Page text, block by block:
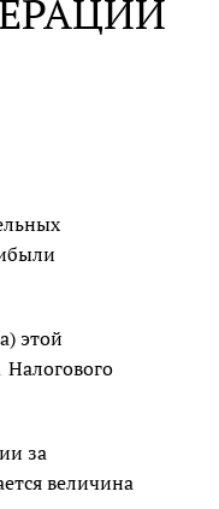
этой
Налогового
за
величина